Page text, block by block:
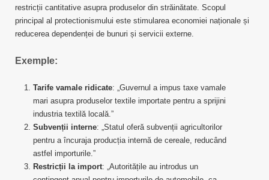
restricții cantitative asupra produselor din străinătate. Scopul
principal al protectionismului este stimularea economiei naționale și
reducerea dependenței de bunuri și servicii externe.
Exemple:
Tarife vamale ridicate: „Guvernul a impus taxe vamale
mari asupra produselor textile importate pentru a sprijini
industria textilă locală.”
Subvenții interne: „Statul oferă subvenții agricultorilor
pentru a încuraja producția internă de cereale, reducând
astfel importurile.”
Restricții la import: „Autoritățile au introdus un